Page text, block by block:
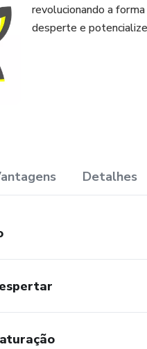
revolucionando a
desperte e
Detalhes